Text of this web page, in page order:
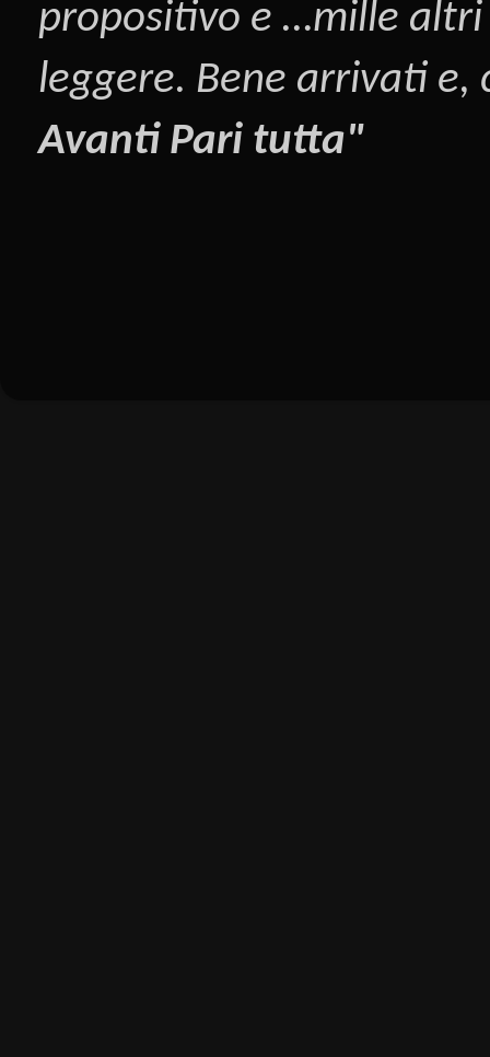
propositivo e …mille
leggere. Bene arrivati e,
Avanti Pari tutta"